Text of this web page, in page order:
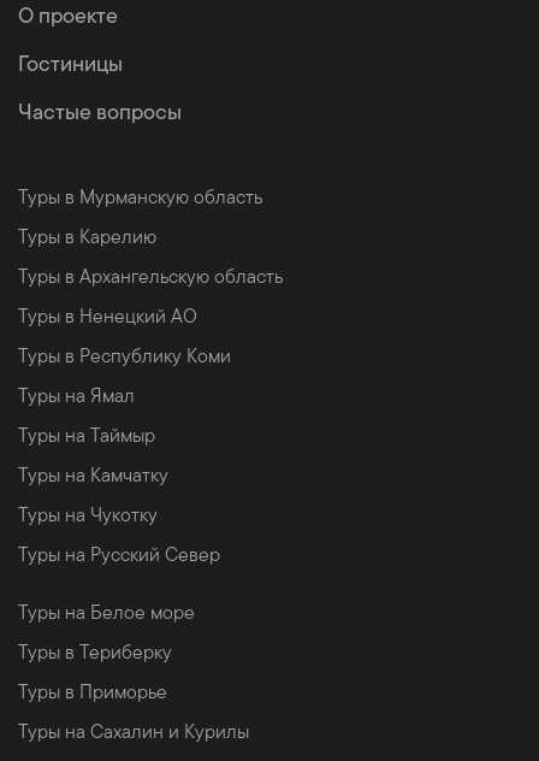
О проекте
Гостиницы
Частые вопросы
Туры в Мурманскую область
Туры в Карелию
Туры в Архангельскую область
Туры в Ненецкий АО
Туры в Республику Коми
Туры на Ямал
Туры на Таймыр
Туры на Камчатку
Туры на Чукотку
Туры на Русский Север
Туры на Белое море
Туры в Териберку
Туры в Приморье
Туры на Сахалин и Курилы